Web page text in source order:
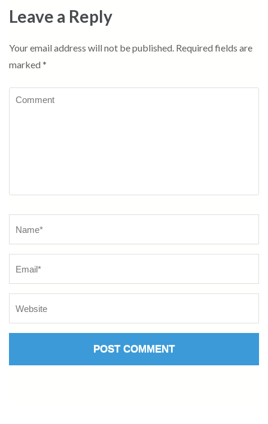
Leave a Reply
Your email address will not be published. Required fields are
marked *